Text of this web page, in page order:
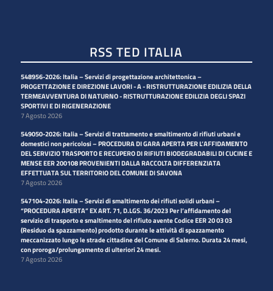
RSS TED ITALIA
548956-2026: Italia – Servizi di progettazione architettonica –
PROGETTAZIONE E DIREZIONE LAVORI - A - RISTRUTTURAZIONE EDILIZIA DELLA
TERMEAVVENTURA DI NATURNO - RISTRUTTURAZIONE EDILIZIA DEGLI SPAZI
SPORTIVI E DI RIGENERAZIONE
7 Agosto 2026
549050-2026: Italia – Servizi di trattamento e smaltimento di rifiuti urbani e
domestici non pericolosi – PROCEDURA DI GARA APERTA PER L’AFFIDAMENTO
DEL SERVIZIO TRASPORTO E RECUPERO DI RIFIUTI BIODEGRADABILI DI CUCINE E
MENSE EER 200108 PROVENIENTI DALLA RACCOLTA DIFFERENZIATA
EFFETTUATA SUL TERRITORIO DEL COMUNE DI SAVONA
7 Agosto 2026
547104-2026: Italia – Servizi di smaltimento dei rifiuti solidi urbani –
“PROCEDURA APERTA” EX ART. 71, D.LGS. 36/2023 Per l’affidamento del
servizio di trasporto e smaltimento del rifiuto avente Codice EER 20 03 03
(Residuo da spazzamento) prodotto durante le attività di spazzamento
meccanizzato lungo le strade cittadine del Comune di Salerno. Durata 24 mesi,
con proroga/prolungamento di ulteriori 24 mesi.
7 Agosto 2026